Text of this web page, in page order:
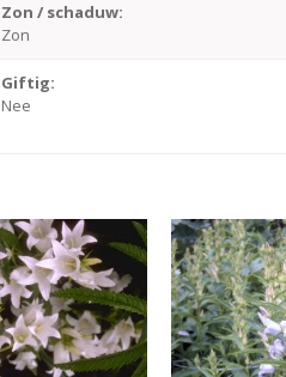
Zon / schaduw:
Zon
Giftig:
Nee